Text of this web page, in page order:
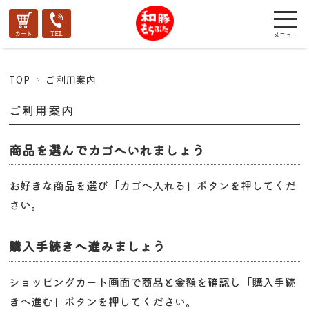
TOP ご利用案内
ご利用案内
商品を選んでカゴへいれましょう
お好きな商品を選び「カゴへ入れる」ボタンを押してくだ
さい。
購入手続きへ進みましょう
ショッピングカート画面で商品と金額を確認し「購入手続
きへ進む」ボタンを押してください。